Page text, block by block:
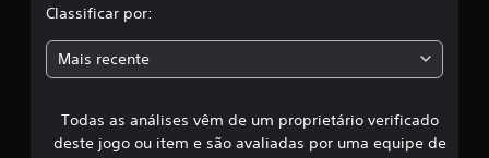
c
a
ç
Classificar por:
Mais recente
Todas as análises vêm de um proprietário verificado
deste jogo ou item e são avaliadas por uma equipe de